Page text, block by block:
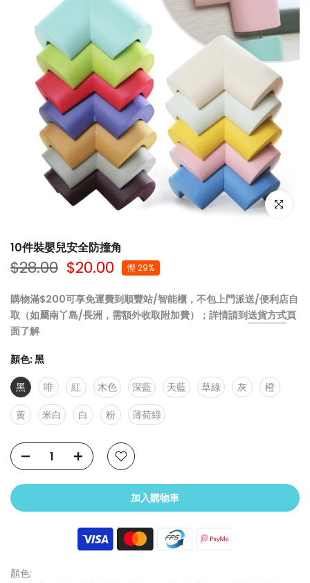
點擊放大
10件裝嬰兒安全防撞角
$28.00 $20.00 慳 29%
購物滿$200可享免運費到順豐站/智能櫃，不包上門派送/便利店自
取（如屬南丫島/長洲，需額外收取附加費）；詳情請到送貨方式頁
面了解
顏色:黑
黑
啡 紅 木色 深藍 天藍 草綠 灰
橙
黄
米白 白 粉 薄荷綠
加入購物車
顏色: